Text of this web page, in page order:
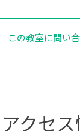
この教室に問い
アクセ